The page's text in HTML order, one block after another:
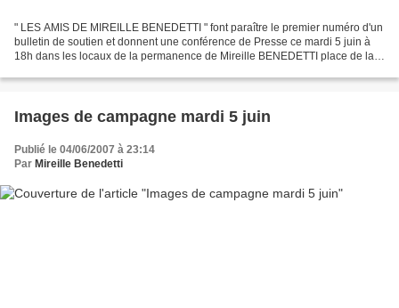
" LES AMIS DE MIREILLE BENEDETTI " font paraître le premier numéro d'un
bulletin de soutien et donnent une conférence de Presse ce mardi 5 juin à
18h dans les locaux de la permanence de Mireille BENEDETTI place de la
Images de campagne mardi 5 juin
Publié le 04/06/2007 à 23:14
Par Mireille Benedetti